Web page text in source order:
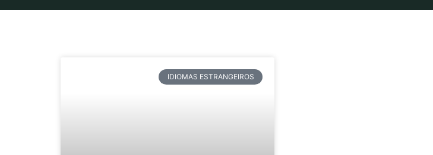
IDIOMAS ESTRANGEIROS